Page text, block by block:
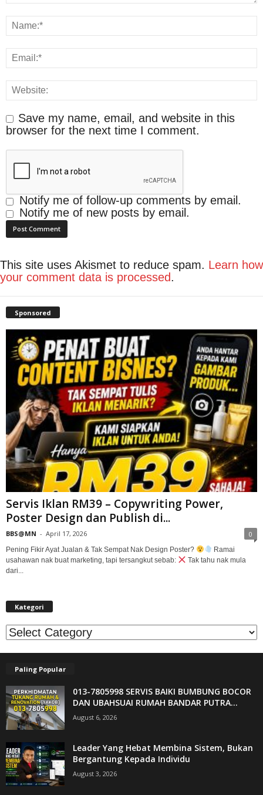
Save my name, email, and website in this
browser for the next time I comment.
Notify me of follow-up comments by email.
Notify me of new posts by email.
This site uses Akismet to reduce spam. Learn how
your comment data is processed.
Sponsored
Servis Iklan RM39 – Copywriting Power,
Poster Design dan Publish di...
BBS@MN - April 17, 2026 0
Pening Fikir Ayat Jualan & Tak Sempat Nak Design Poster?
Ramai
usahawan nak buat marketing, tapi tersangkut sebab:
Tak tahu nak mula
dari...
Kategori
Kategori
Paling Popular
013-7805998 SERVIS BAIKI BUMBUNG BOCOR
DAN UBAHSUAI RUMAH BANDAR PUTRA...
August 6, 2026
Leader Yang Hebat Membina Sistem, Bukan
Bergantung Kepada Individu
August 3, 2026